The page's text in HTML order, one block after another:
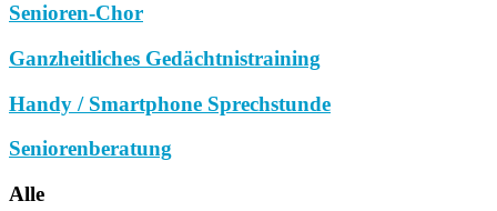
Senioren-Chor
Ganzheitliches Gedächtnistraining
Handy / Smartphone Sprechstunde
Seniorenberatung
Alle